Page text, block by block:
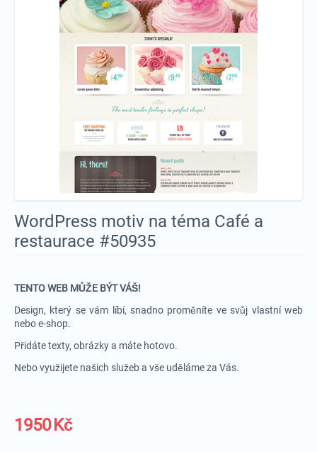
WordPress motiv na téma Café a
restaurace #50935
TENTO WEB MŮŽE BÝT VÁŠ!
Design, který se vám líbí, snadno proměníte ve svůj vlastní web
nebo e-shop.
Přidáte texty, obrázky a máte hotovo.
Nebo využijete našich služeb a vše uděláme za Vás.
1950Kč